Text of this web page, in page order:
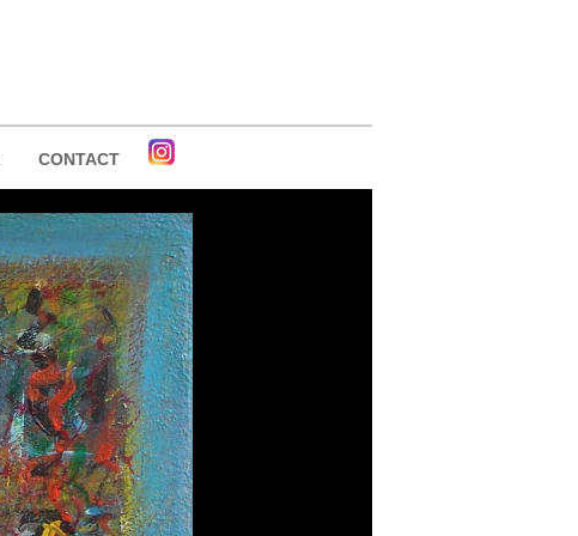
CONTACT